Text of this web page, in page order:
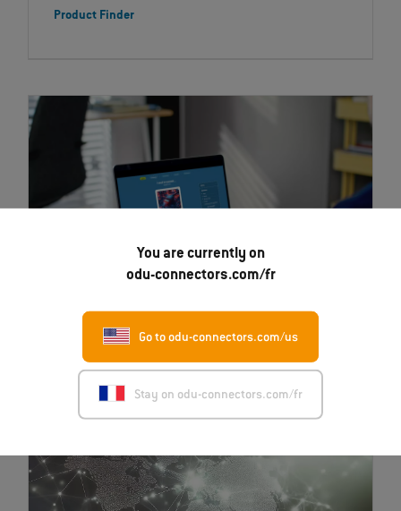
You are currently on
odu-connectors.com/fr
Go to odu-connectors.com/us
Stay on odu-connectors.com/fr
Product Finder